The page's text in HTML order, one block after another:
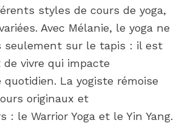
styles de cours de yoga,
Avec Mélanie, le yoga ne
seulement sur le tapis : il est
vivre qui impacte
La yogiste rémoise
originaux et
: le Warrior Yoga et le Yin Yang.